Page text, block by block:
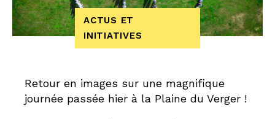
ACTUS ET
INITIATIVES
Retour en images sur une magnifique
journée passée hier à la Plaine du Verger !